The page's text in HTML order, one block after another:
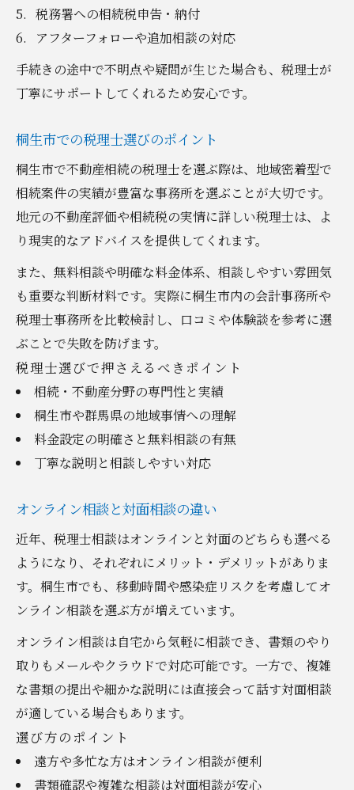
税務署への相続税申告・納付
アフターフォローや追加相談の対応
手続きの途中で不明点や疑問が生じた場合も、税理士が
丁寧にサポートしてくれるため安心です。
桐生市での税理士選びのポイント
桐生市で不動産相続の税理士を選ぶ際は、地域密着型で
相続案件の実績が豊富な事務所を選ぶことが大切です。
地元の不動産評価や相続税の実情に詳しい税理士は、よ
り現実的なアドバイスを提供してくれます。
また、無料相談や明確な料金体系、相談しやすい雰囲気
も重要な判断材料です。実際に桐生市内の会計事務所や
税理士事務所を比較検討し、口コミや体験談を参考に選
ぶことで失敗を防げます。
税理士選びで押さえるべきポイント
相続・不動産分野の専門性と実績
桐生市や群馬県の地域事情への理解
料金設定の明確さと無料相談の有無
丁寧な説明と相談しやすい対応
オンライン相談と対面相談の違い
近年、税理士相談はオンラインと対面のどちらも選べる
ようになり、それぞれにメリット・デメリットがありま
す。桐生市でも、移動時間や感染症リスクを考慮してオ
ンライン相談を選ぶ方が増えています。
オンライン相談は自宅から気軽に相談でき、書類のやり
取りもメールやクラウドで対応可能です。一方で、複雑
な書類の提出や細かな説明には直接会って話す対面相談
が適している場合もあります。
選び方のポイント
遠方や多忙な方はオンライン相談が便利
書類確認や複雑な相談は対面相談が安心